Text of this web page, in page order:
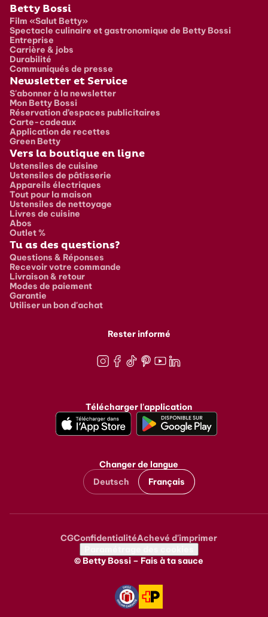
Pied de page
Betty Bossi
Film «Salut Betty»
Spectacle culinaire et gastronomique de Betty Bossi
Entreprise
Carrière & jobs
Durabilité
Communiqués de presse
Newsletter et Service
S'abonner à la newsletter
Mon Betty Bossi
Réservation d’espaces publicitaires
Carte-cadeaux
Application de recettes
Green Betty
Vers la boutique en ligne
Ustensiles de cuisine
Ustensiles de pâtisserie
Appareils électriques
Tout pour la maison
Ustensiles de nettoyage
Livres de cuisine
Abos
Outlet %
Tu as des questions?
Questions & Réponses
Recevoir votre commande
Livraison & retour
Modes de paiement
Garantie
Utiliser un bon d'achat
Rester informé
Télécharger l'application
Changer de langue
Deutsch
Français
Metanavigation
CGConfidentialitéAchevé d'imprimer
© Betty Bossi – Fais à ta sauce